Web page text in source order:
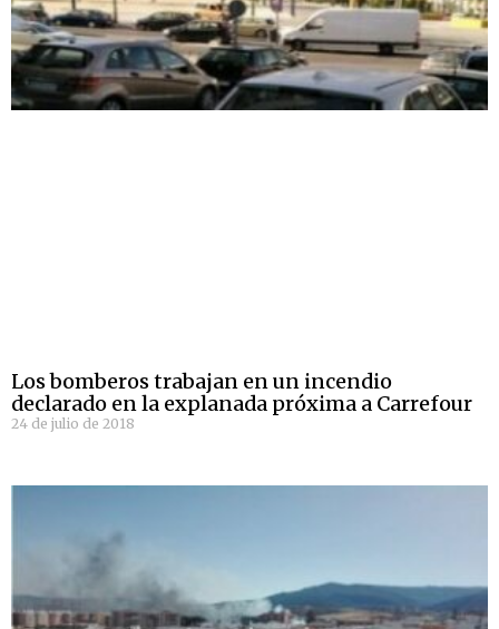
Los bomberos trabajan en un incendio
declarado en la explanada próxima a Carrefour
24 de julio de 2018